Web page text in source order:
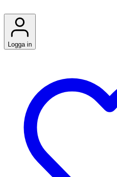
Logga in